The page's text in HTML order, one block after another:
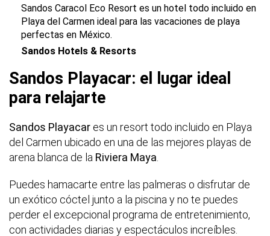
Sandos Caracol Eco Resort es un hotel todo incluido en
Playa del Carmen ideal para las vacaciones de playa
perfectas en México.
Sandos Hotels & Resorts
Sandos Playacar: el lugar ideal
para relajarte
Sandos Playacar es un resort todo incluido en Playa
del Carmen ubicado en una de las mejores playas de
arena blanca de la Riviera Maya
Puedes hamacarte entre las palmeras o disfrutar de
un exótico cóctel junto a la piscina y no te puedes
perder el excepcional programa de entretenimiento,
con actividades diarias y espectáculos increíbles.